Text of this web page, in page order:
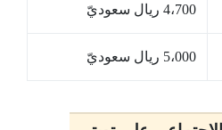
4،700 ريال سعوديّ
5،000 ريال سعوديّ